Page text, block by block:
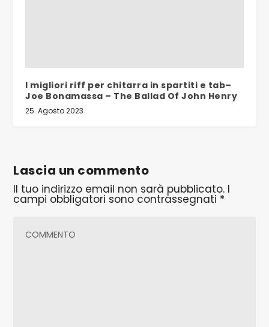
I migliori riff per chitarra in spartiti e tab–
Joe Bonamassa – The Ballad Of John Henry
25. Agosto 2023
Lascia un commento
Il tuo indirizzo email non sarà pubblicato. I
campi obbligatori sono contrassegnati *